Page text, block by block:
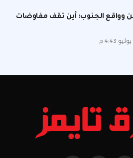
وواقع الجنوب: أين تقف مفاوضات